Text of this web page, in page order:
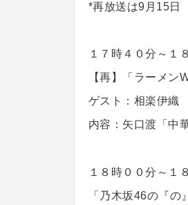
*再放送は9月15日
１７時４０分～１
【再】「ラーメン
ゲスト：相楽伊織
内容：矢口渡「中
１８時００分～１
「乃木坂46の『の